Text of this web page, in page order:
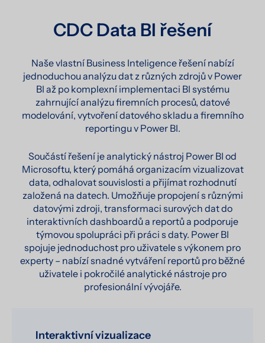
CDC Data BI řešení
Naše vlastní Business Inteligence řešení nabízí
jednoduchou analýzu dat z různých zdrojů v Power
BI až po komplexní implementaci BI systému
zahrnující analýzu firemních procesů, datové
modelování, vytvoření datového skladu a firemního
reportingu v Power BI.
Součástí řešení je analytický nástroj Power BI od
Microsoftu, který pomáhá organizacím vizualizovat
data, odhalovat souvislosti a přijímat rozhodnutí
založená na datech. Umožňuje propojení s různými
datovými zdroji, transformaci surových dat do
interaktivních dashboardů a reportů a podporuje
týmovou spolupráci při práci s daty. Power BI
spojuje jednoduchost pro uživatele s výkonem pro
experty – nabízí snadné vytváření reportů pro běžné
uživatele i pokročilé analytické nástroje pro
profesionální vývojáře.
Interaktivní vizualizace